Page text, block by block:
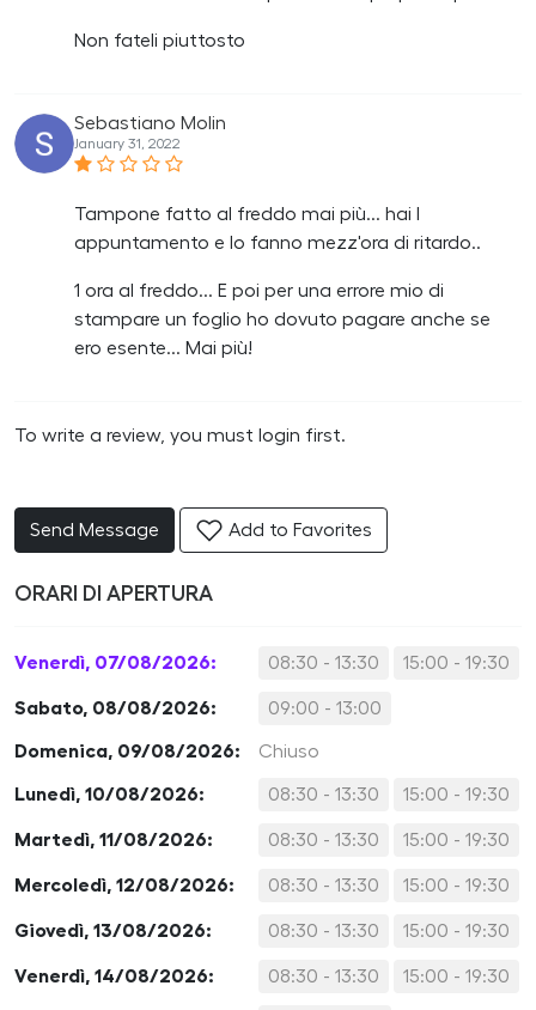
Non fateli piuttosto
Sebastiano Molin
January 31, 2022
Tampone fatto al freddo mai più... hai l
appuntamento e lo fanno mezz'ora di ritardo..
1 ora al freddo... E poi per una errore mio di
stampare un foglio ho dovuto pagare anche se
ero esente... Mai più!
To write a review, you must login first.
Send Message Add to Favorites
ORARI DI APERTURA
Venerdì, 07/08/2026: 08:30 - 13:30 15:00 - 19:30
Sabato, 08/08/2026: 09:00 - 13:00
Domenica, 09/08/2026: Chiuso
Lunedì, 10/08/2026: 08:30 - 13:30 15:00 - 19:30
Martedì, 11/08/2026: 08:30 - 13:30 15:00 - 19:30
Mercoledì, 12/08/2026: 08:30 - 13:30 15:00 - 19:30
Giovedì, 13/08/2026: 08:30 - 13:30 15:00 - 19:30
Venerdì, 14/08/2026: 08:30 - 13:30 15:00 - 19:30